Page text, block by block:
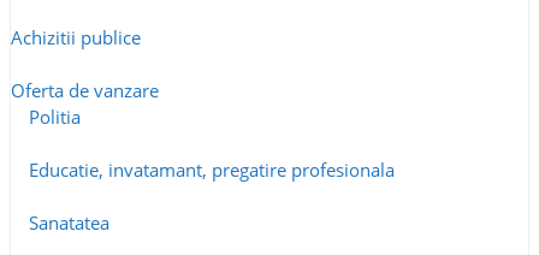
Achizitii publice
Oferta de vanzare
Politia
Educatie, invatamant, pregatire profesionala
Sanatatea